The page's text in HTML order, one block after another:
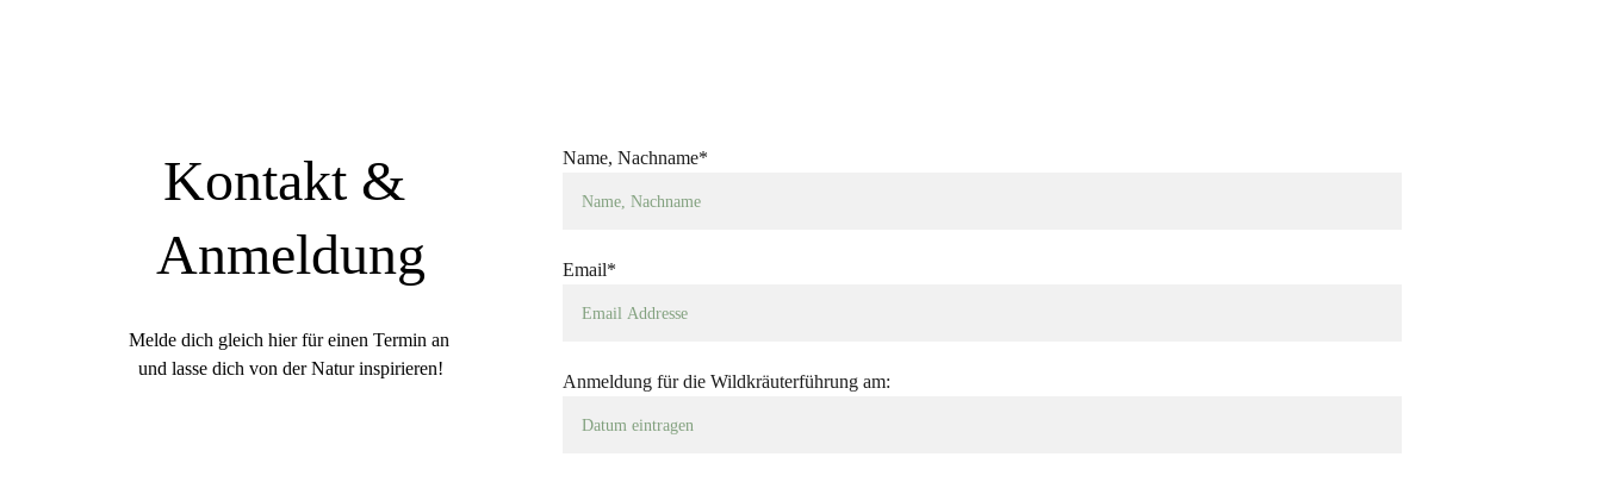
Kontakt &
Anmeldung
Melde dich gleich hier für einen Termin an
und lasse dich von der Natur inspirieren!
Name, Nachname*
Email*
Anmeldung für die Wildkräuterführung am: